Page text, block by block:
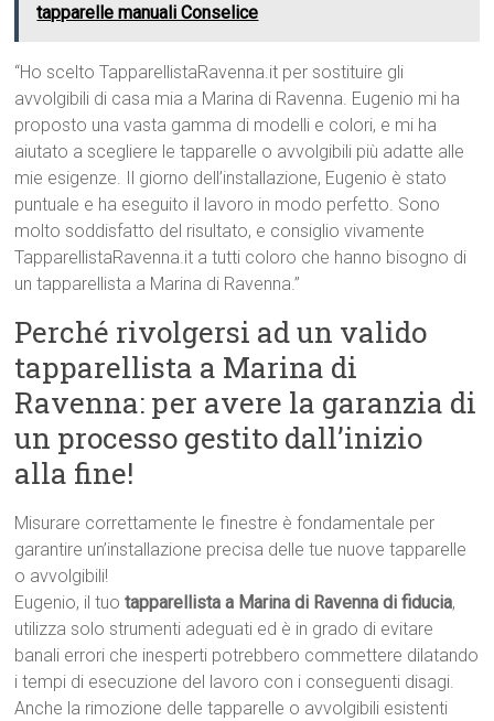
tapparelle manuali Conselice
“Ho scelto TapparellistaRavenna.it per sostituire gli
avvolgibili di casa mia a Marina di Ravenna. Eugenio mi ha
proposto una vasta gamma di modelli e colori, e mi ha
aiutato a scegliere le tapparelle o avvolgibili più adatte alle
mie esigenze. Il giorno dell’installazione, Eugenio è stato
puntuale e ha eseguito il lavoro in modo perfetto. Sono
molto soddisfatto del risultato, e consiglio vivamente
TapparellistaRavenna.it a tutti coloro che hanno bisogno di
un tapparellista a Marina di Ravenna.”
Perché rivolgersi ad un valido
tapparellista a Marina di
Ravenna: per avere la garanzia di
un processo gestito dall’inizio
alla fine!
Misurare correttamente le finestre è fondamentale per
garantire un’installazione precisa delle tue nuove tapparelle
o avvolgibili!
Eugenio, il tuotapparellista a Marina di Ravenna di fiducia,
utilizza solo strumenti adeguati ed è in grado di evitare
banali errori che inesperti potrebbero commettere dilatando
i tempi di esecuzione del lavoro con i conseguenti disagi.
Anche la rimozione delle tapparelle o avvolgibili esistenti